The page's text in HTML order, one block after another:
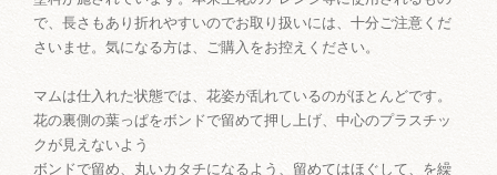
で、長さもあり折れやすいのでお取り扱いには、十分ご注意くだ
さいませ。気になる方は、ご購入をお控えください。
マムは仕入れた状態では、花姿が乱れているのがほとんどです。
花の裏側の葉っぱをボンドで留めて押し上げ、中心のプラスチッ
クが見えないよう
ボンドで留め、丸いカタチになるよう、留めてはほぐして、を繰